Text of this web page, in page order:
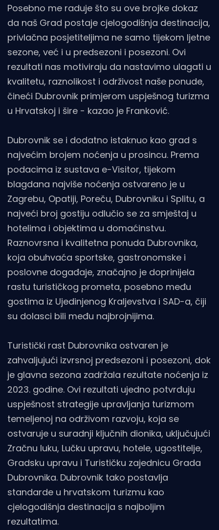
Posebno me raduje što su ove brojke dokaz
da naš Grad postaje cjelogodišnja destinacija,
privlačna posjetiteljima ne samo tijekom ljetne
sezone, već i u predsezoni i posezoni. Ovi
rezultati nas motiviraju da nastavimo ulagati u
kvalitetu, raznolikost i održivost naše ponude,
čineći Dubrovnik primjerom uspješnog turizma
u Hrvatskoj i šire - kazao je Franković.
Dubrovnik se i dodatno istaknuo kao grad s
najvećim brojem noćenja u prosincu. Prema
podacima iz sustava e-Visitor, tijekom
blagdana najviše noćenja ostvareno je u
Zagrebu, Opatiji, Poreču, Dubrovniku i Splitu, a
najveći broj gostiju odlučio se za smještaj u
hotelima i objektima u domaćinstvu.
Raznovrsna i kvalitetna ponuda Dubrovnika,
koja obuhvaća sportske, gastronomske i
poslovne događaje, značajno je doprinijela
rastu turističkog prometa, posebno među
gostima iz Ujedinjenog Kraljevstva i SAD-a, čiji
su dolasci bili među najbrojnijima.
Turistički rast Dubrovnika ostvaren je
zahvaljujući izvrsnoj predsezoni i posezoni, dok
je glavna sezona zadržala rezultate noćenja iz
2023. godine. Ovi rezultati ujedno potvrđuju
uspješnost strategije upravljanja turizmom
temeljenoj na održivom razvoju, koja se
ostvaruje u suradnji ključnih dionika, uključujući
Zračnu luku, Lučku upravu, hotele, ugostitelje,
Gradsku upravu i Turističku zajednicu Grada
Dubrovnika. Dubrovnik tako postavlja
standarde u hrvatskom turizmu kao
cjelogodišnja destinacija s najboljim
rezultatima.